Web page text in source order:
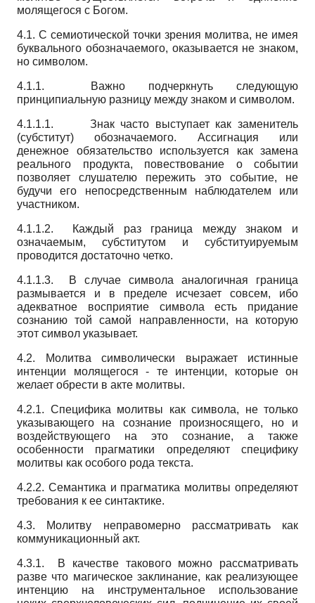
молящегося с Богом.
4.1. С семиотической точки зрения молитва, не имея
буквального обозначаемого, оказывается не знаком,
но символом.
4.1.1. Важно подчеркнуть следующую
принципиальную разницу между знаком и символом.
4.1.1.1. Знак часто выступает как заменитель
(субститут) обозначаемого. Ассигнация или
денежное обязательство используется как замена
реального продукта, повествование о событии
позволяет слушателю пережить это событие, не
будучи его непосредственным наблюдателем или
участником.
4.1.1.2. Каждый раз граница между знаком и
означаемым, субститутом и субституируемым
проводится достаточно четко.
4.1.1.3. В случае символа аналогичная граница
размывается и в пределе исчезает совсем, ибо
адекватное восприятие символа есть придание
сознанию той самой направленности, на которую
этот символ указывает.
4.2. Молитва символически выражает истинные
интенции молящегося - те интенции, которые он
желает обрести в акте молитвы.
4.2.1. Специфика молитвы как символа, не только
указывающего на сознание произносящего, но и
воздействующего на это сознание, а также
особенности прагматики определяют специфику
молитвы как особого рода текста.
4.2.2. Семантика и прагматика молитвы определяют
требования к ее синтактике.
4.3. Молитву неправомерно рассматривать как
коммуникационный акт.
4.3.1. В качестве такового можно рассматривать
разве что магическое заклинание, как реализующее
интенцию на инструментальное использование